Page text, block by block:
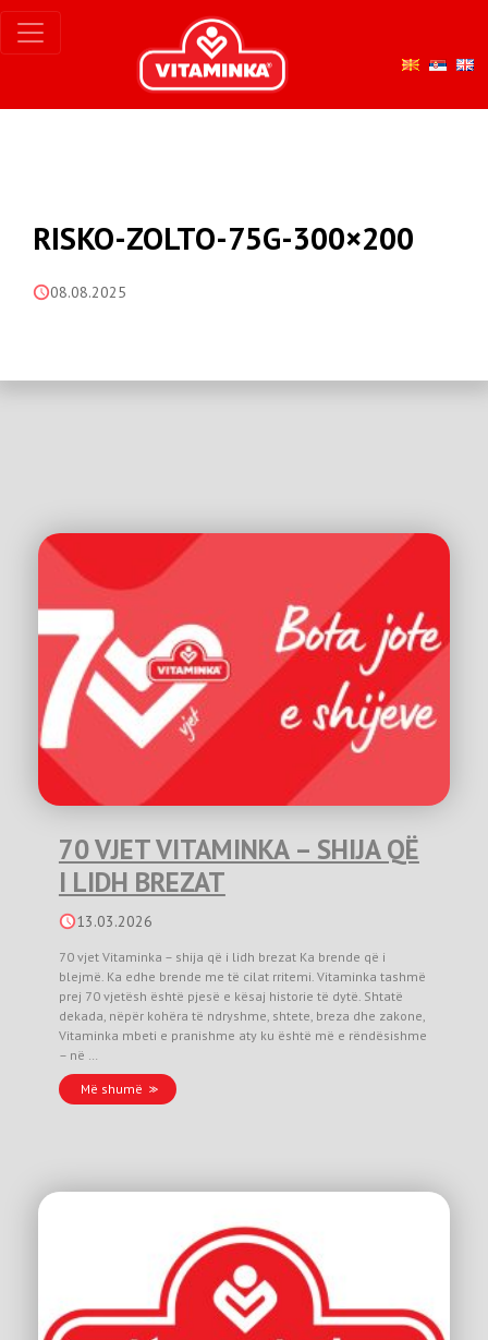
RISKO-ZOLTO-75G-300×200
08.08.2025
70 VJET VITAMINKA – SHIJA QË
I LIDH BREZAT
13.03.2026
70 vjet Vitaminka – shija që i lidh brezat Ka brende që i
blejmë. Ka edhe brende me të cilat rritemi. Vitaminka tashmë
prej 70 vjetësh është pjesë e kësaj historie të dytë. Shtatë
dekada, nëpër kohëra të ndryshme, shtete, breza dhe zakone,
Vitaminka mbeti e pranishme aty ku është më e rëndësishme
– në …
Më shumë